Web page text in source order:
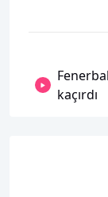
kaçırdı